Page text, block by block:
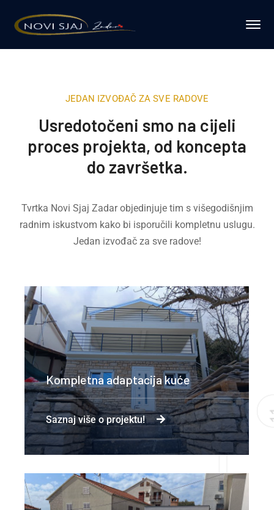
JEDAN IZVOĐAČ ZA SVE RADOVE
Usredotočeni smo na cijeli
proces projekta, od koncepta
do završetka.
Tvrtka Novi Sjaj Zadar objedinjuje tim s višegodišnjim
radnim iskustvom kako bi isporučili kompletnu uslugu.
Jedan izvođač za sve radove!
Kompletna adaptacija kuće
Saznaj više o projektu!